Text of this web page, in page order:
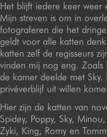
Het blijft iedere keer weer
Mijn streven is om in
fotograferen die het
geldt voor alle katten
katten zelf de regisseurs
vinden mij nog eng.
de kamer deelde met
privéverblijf uit willen
Hier zijn de katten van
Spidey, Poppy, Sky,
Zyki, King, Romy en